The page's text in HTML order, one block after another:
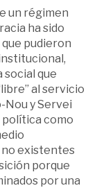
un régimen
ha sido
pudieron
que
al servicio
Nou y Servei
como
no existentes
porque
por una